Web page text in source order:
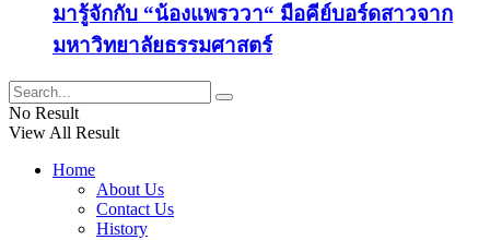
มารู้จักกับ “น้องแพรววา“ มือคีย์บอร์ดสาวจาก
มหาวิทยาลัยธรรมศาสตร์
No Result
View All Result
Home
About Us
Contact Us
History